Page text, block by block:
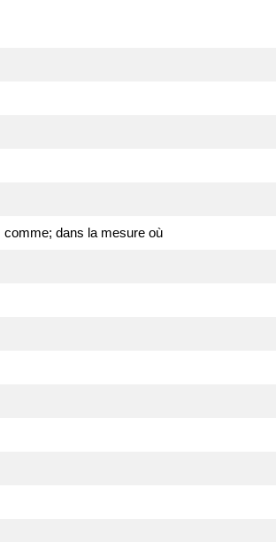
comme; dans la mesure où